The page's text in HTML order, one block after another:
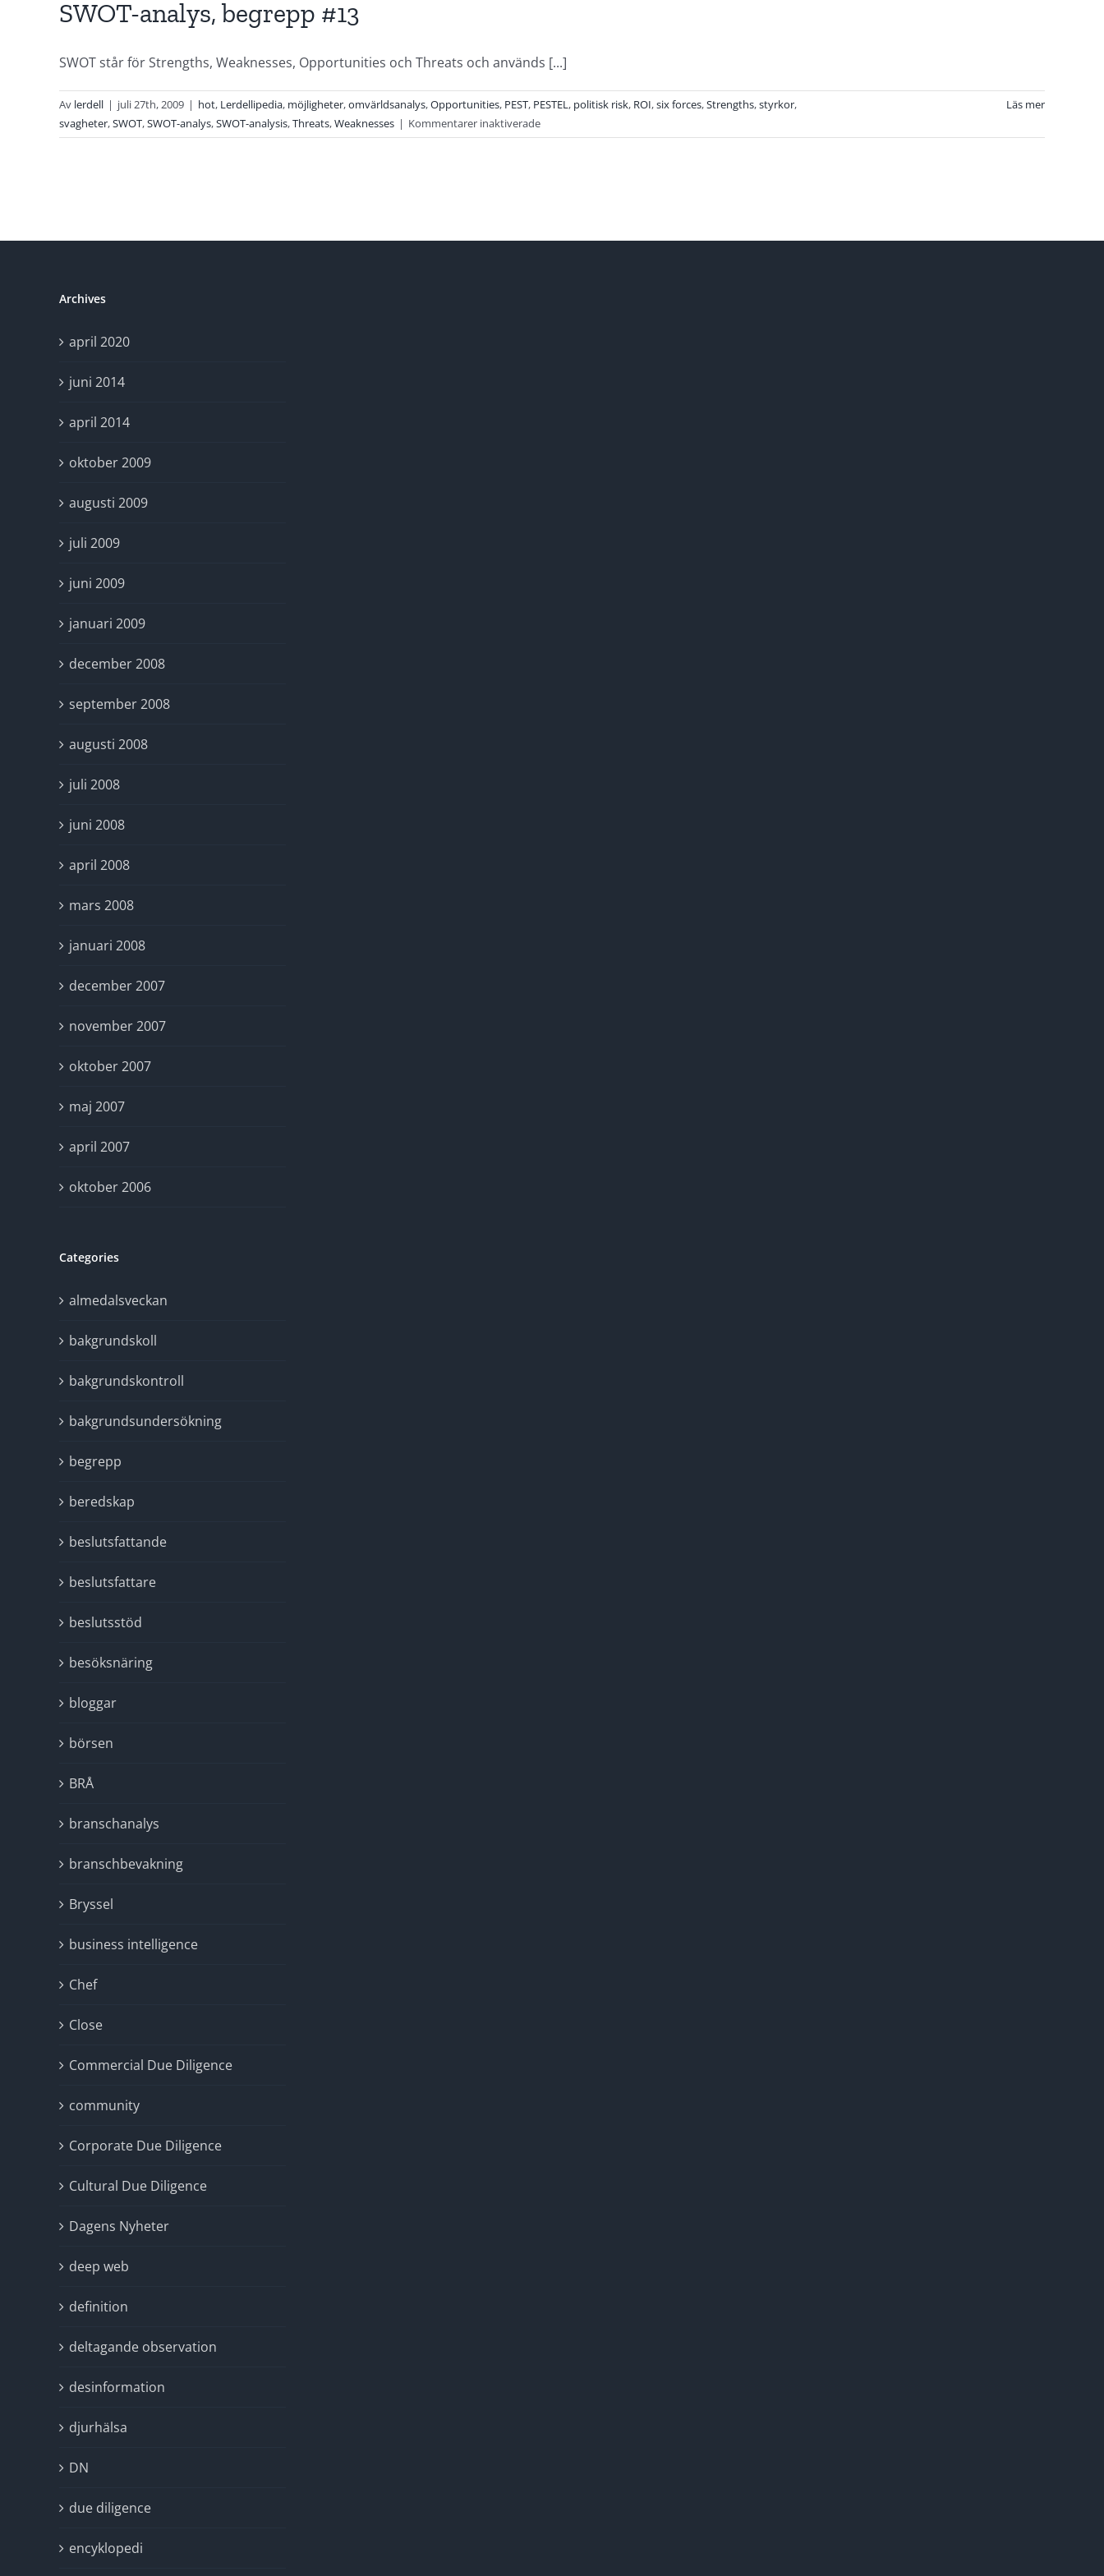
SWOT-analys, begrepp #13
SWOT står för Strengths, Weaknesses, Opportunities och Threats och används [...]
Av lerdell | juli 27th, 2009 | hot, Lerdellipedia, möjligheter,omvärldsanalys,Opportunities, PEST, PESTEL, politisk risk, ROI,six forces,Strengths,styrkor,
svagheter,SWOT,SWOT-analys,SWOT-analysis,Threats,Weaknesses | Kommentarer inaktiveradeför
SWOT-
Läs mer
Archives
april 2020
juni 2014
april 2014
oktober 2009
augusti 2009
juli 2009
juni 2009
januari 2009
december 2008
september 2008
augusti 2008
juli 2008
juni 2008
april 2008
mars 2008
januari 2008
december 2007
november 2007
oktober 2007
maj 2007
april 2007
oktober 2006
Categories
almedalsveckan
bakgrundskoll
bakgrundskontroll
bakgrundsundersökning
begrepp
beredskap
beslutsfattande
beslutsfattare
beslutsstöd
besöksnäring
bloggar
börsen
BRÅ
branschanalys
branschbevakning
Bryssel
business intelligence
Chef
Close
Commercial Due Diligence
community
Corporate Due Diligence
Cultural Due Diligence
Dagens Nyheter
deep web
definition
deltagande observation
desinformation
djurhälsa
DN
due diligence
encyklopedi